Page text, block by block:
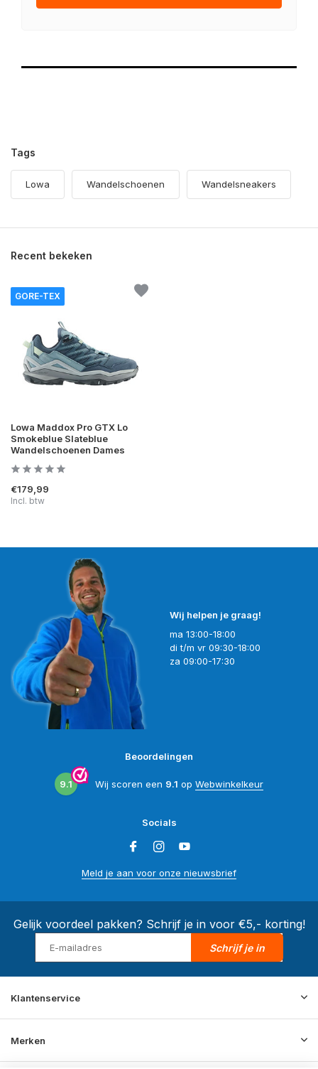
Tags
Lowa Wandelschoenen Wandelsneakers
Recent bekeken
GORE-TEX
Lowa Maddox Pro GTX Lo
Smokeblue Slateblue
Wandelschoenen Dames
€179,99
Incl. btw
Wij helpen je graag!
ma 13:00-18:00
di t/m vr 09:30-18:00
za 09:00-17:30
Beoordelingen
9.1 Wij scoren een 9.1 op Webwinkelkeur
Socials
Meld je aan voor onze nieuwsbrief
Gelijk voordeel pakken? Schrijf je in voor €5,- korting!
Schrijf je in
Klantenservice
Merken